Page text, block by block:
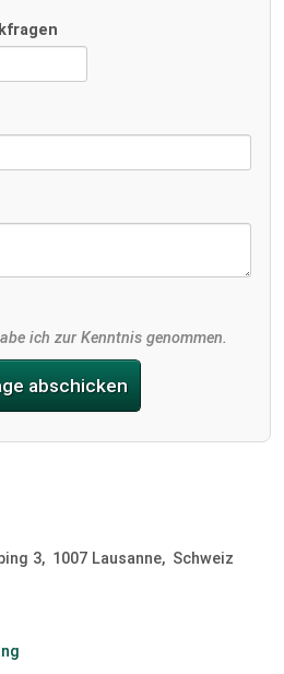
ich zur Kenntnis genommen.
abschicken
3 1007 Lausanne
Schweiz